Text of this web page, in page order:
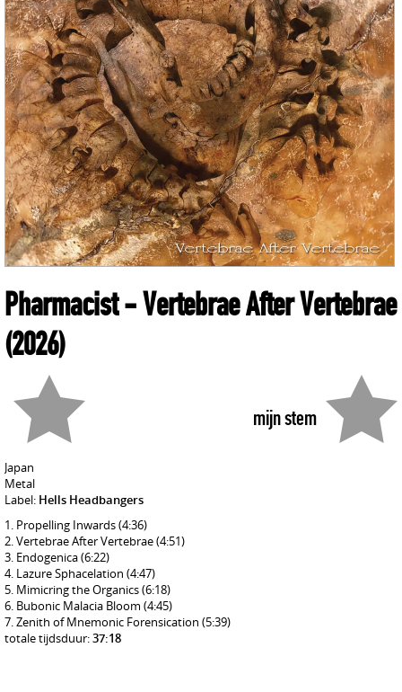
Pharmacist- Vertebrae After Vertebrae
(2026)
mijn stem
Japan
Metal
Label: Hells Headbangers
Propelling Inwards(4:36)
Vertebrae After Vertebrae(4:51)
Endogenica(6:22)
Lazure Sphacelation (4:47)
Mimicring the Organics(6:18)
Bubonic Malacia Bloom (4:45)
Zenith of Mnemonic Forensication (5:39)
totale tijdsduur:37:18